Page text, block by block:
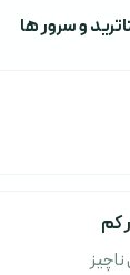
و سرور ها
کم